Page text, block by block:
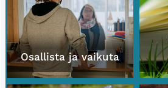
Osallista ja vaikuta